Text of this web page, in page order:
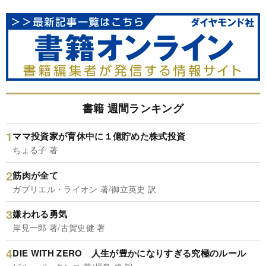
書籍 週間ランキング
ママ投資家が育休中に１億貯めた株式投資
ちょる子 著
筋肉が全て
ガブリエル・ライオン 著/御立英史 訳
嫌われる勇気
岸見一郎 著/古賀史健 著
DIE WITH ZERO 人生が豊かになりすぎる究極のルール